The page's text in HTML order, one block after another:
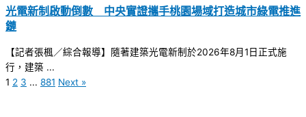
光電新制啟動倒數 中央實證攜手桃園場域打造城市綠電推進
鏈
【記者張楓／綜合報導】隨著建築光電新制於2026年8月1日正式施
行，建築 ...
1 2 3 ... 881 Next »